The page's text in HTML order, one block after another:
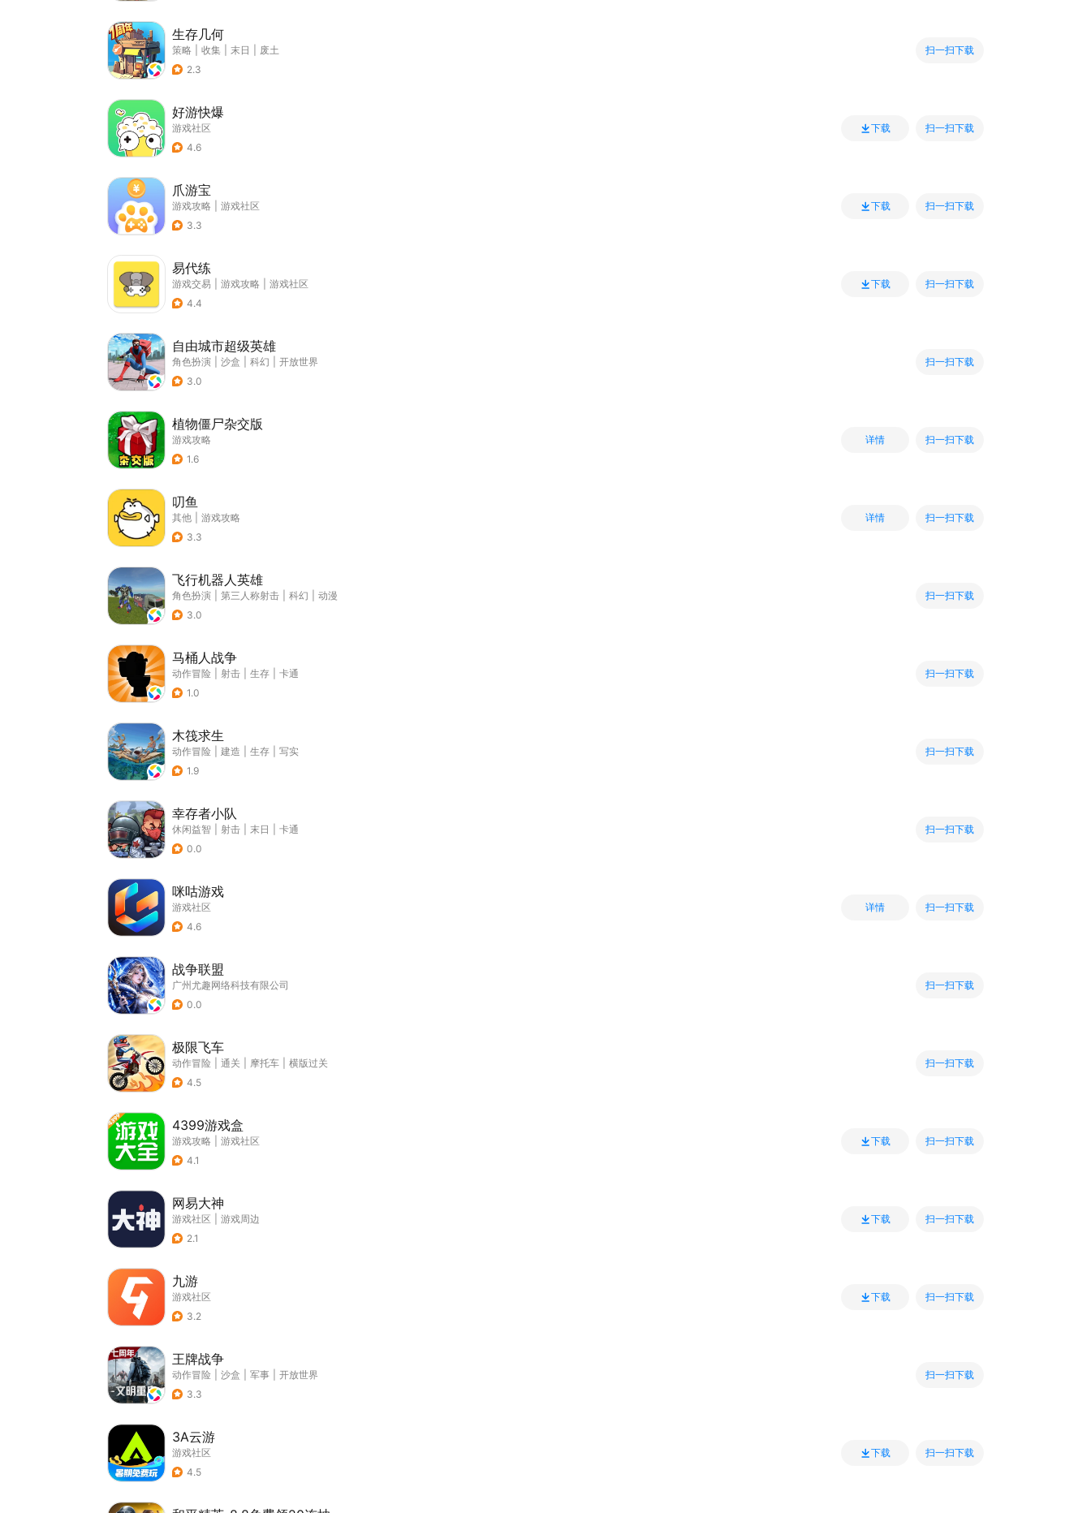
生存几何
策略 收集 末日
废土
2.3
扫一扫下载
好游快爆
游戏社区
4.6
下载 扫一扫下载
爪游宝
游戏攻略
游戏社区
3.3
下载 扫一扫下载
易代练
游戏交易 游戏攻略
游戏社区
4.4
下载 扫一扫下载
自由城市超级英雄
角色扮演 沙盒 科幻
开放世界
3.0
扫一扫下载
植物僵尸杂交版
游戏攻略
1.6
详情 扫一扫下载
叨鱼
其他
游戏攻略
3.3
详情 扫一扫下载
飞行机器人英雄
角色扮演 第三人称射击 科幻
动漫
3.0
扫一扫下载
马桶人战争
动作冒险 射击 生存
卡通
1.0
扫一扫下载
木筏求生
动作冒险 建造 生存
写实
1.9
扫一扫下载
幸存者小队
休闲益智 射击 末日
卡通
0.0
扫一扫下载
咪咕游戏
游戏社区
4.6
详情 扫一扫下载
战争联盟
广州尤趣网络科技有限公司
0.0
扫一扫下载
极限飞车
动作冒险 通关 摩托车
横版过关
4.5
扫一扫下载
4399游戏盒
游戏攻略
游戏社区
4.1
下载 扫一扫下载
网易大神
游戏社区
游戏周边
2.1
下载 扫一扫下载
九游
游戏社区
3.2
下载 扫一扫下载
王牌战争
动作冒险 沙盒 军事
开放世界
3.3
扫一扫下载
3A云游
游戏社区
4.5
下载 扫一扫下载